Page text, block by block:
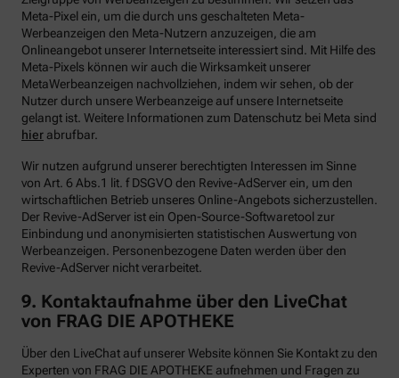
Meta-Pixel ein, um die durch uns geschalteten Meta-
Werbeanzeigen den Meta-Nutzern anzuzeigen, die am
Onlineangebot unserer Internetseite interessiert sind. Mit Hilfe des
Meta-Pixels können wir auch die Wirksamkeit unserer
MetaWerbeanzeigen nachvollziehen, indem wir sehen, ob der
Nutzer durch unsere Werbeanzeige auf unsere Internetseite
gelangt ist. Weitere Informationen zum Datenschutz bei Meta sind
hier abrufbar.
Wir nutzen aufgrund unserer berechtigten Interessen im Sinne
von Art. 6 Abs.1 lit. f DSGVO den Revive-AdServer ein, um den
wirtschaftlichen Betrieb unseres Online-Angebots sicherzustellen.
Der Revive-AdServer ist ein Open-Source-Softwaretool zur
Einbindung und anonymisierten statistischen Auswertung von
Werbeanzeigen. Personenbezogene Daten werden über den
Revive-AdServer nicht verarbeitet.
9. Kontaktaufnahme über den LiveChat
von FRAG DIE APOTHEKE
Über den LiveChat auf unserer Website können Sie Kontakt zu den
Experten von FRAG DIE APOTHEKE aufnehmen und Fragen zu